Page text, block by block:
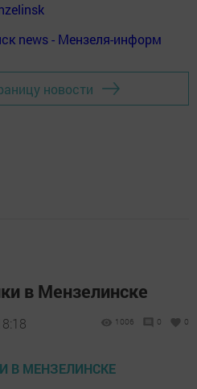
news - Мензеля-информ
новости
в Мензелинске
1006 0 0